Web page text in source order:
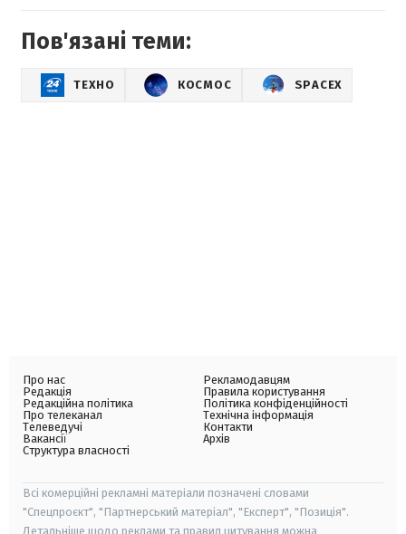
Пов'язані теми:
ТЕХНО КОСМОС SPACEX
Про нас
Редакція
Редакційна політика
Про телеканал
Телеведучі
Вакансії
Структура власності
Рекламодавцям
Правила користування
Політика конфіденційності
Технічна інформація
Контакти
Архів
Всі комерційні рекламні матеріали позначені словами
"Спецпроєкт", "Партнерський матеріал", "Експерт", "Позиція".
Детальніше щодо реклами та правил цитування можна